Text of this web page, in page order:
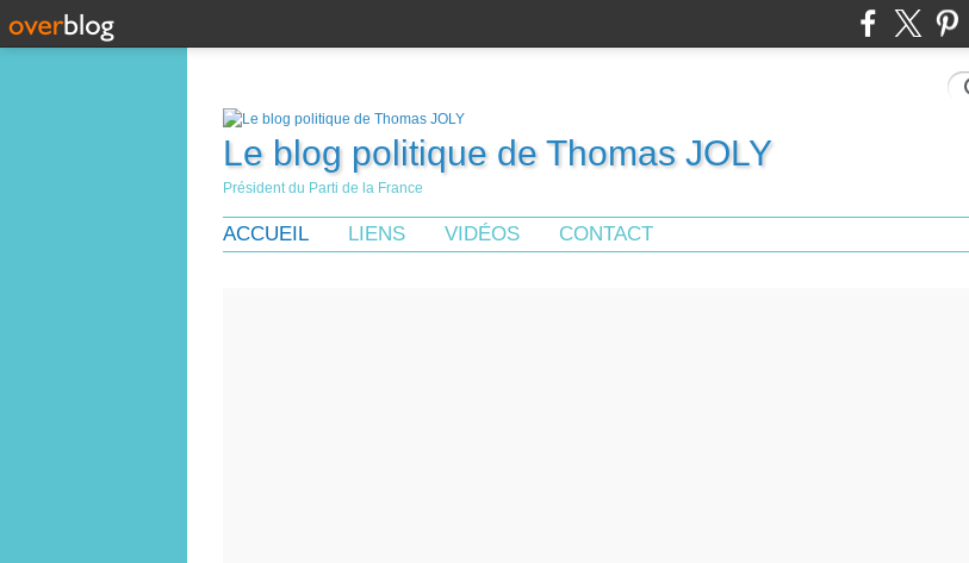
Le blog politique de Thomas JOLY
Président du Parti de la France
ACCUEIL LIENS VIDÉOS CONTACT